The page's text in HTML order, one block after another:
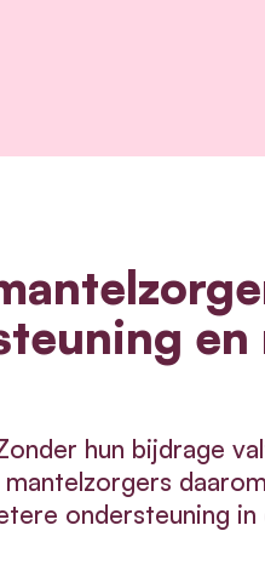
en
hun bijdrage
ondersteuning in